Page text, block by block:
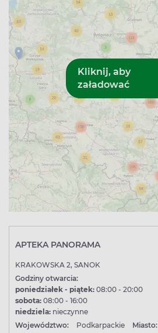
APTEKA PANORAMA
KRAKOWSKA 2, SANOK
Godziny otwarcia:
poniedziałek - piątek: 08:00 - 20:00
sobota: 08:00 - 16:00
niedziela: nieczynne
Województwo:
Podkarpackie Miasto: